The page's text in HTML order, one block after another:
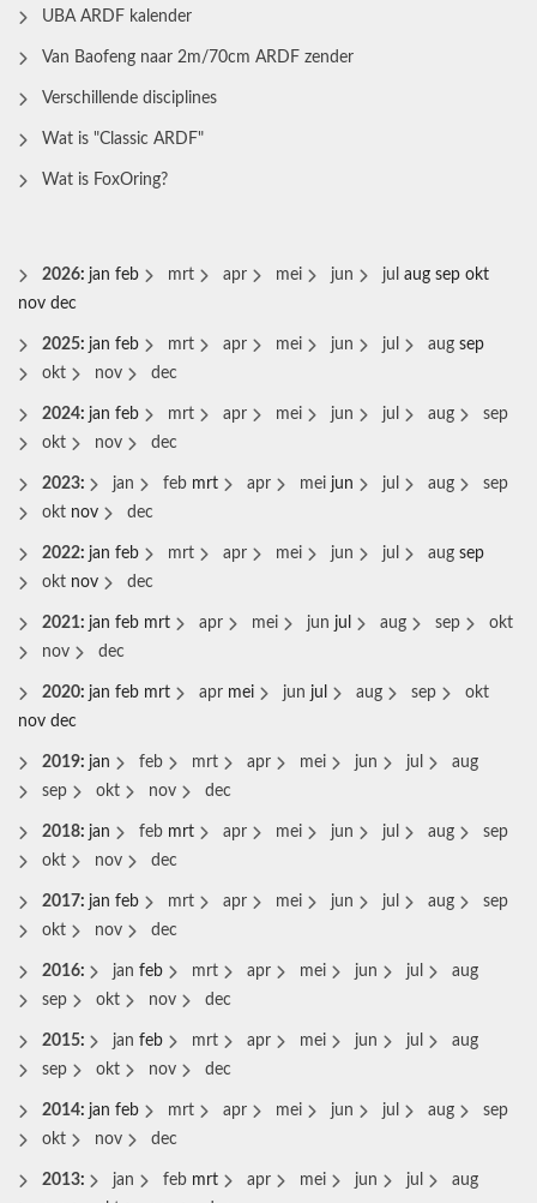
UBA ARDF kalender
Van Baofeng naar 2m/70cm ARDF zender
Verschillende disciplines
Wat is "Classic ARDF"
Wat is FoxOring?
2026: jan feb mrt apr mei jun jul aug sep okt
nov dec
2025: jan feb mrt apr mei jun jul aug sep
okt
nov dec
2024: jan feb mrt apr mei jun jul aug
sep
okt
nov dec
2023: jan feb mrt apr mei jun jul aug
sep
okt nov dec
2022: jan feb mrt apr mei jun jul aug sep
okt nov dec
2021: jan feb mrt apr mei jun jul aug sep
okt
nov
dec
2020: jan feb mrt apr mei jun jul aug sep
okt
nov dec
2019: jan feb mrt apr mei jun jul
aug
sep
okt nov dec
2018: jan feb mrt apr mei jun jul aug
sep
okt
nov dec
2017: jan feb mrt apr mei jun jul aug
sep
okt
nov dec
2016: jan feb mrt apr mei jun jul
aug
sep
okt nov dec
2015: jan feb mrt apr mei jun jul
aug
sep
okt nov dec
2014: jan feb mrt apr mei jun jul aug
sep
okt
nov dec
2013: jan feb mrt apr mei jun jul
aug